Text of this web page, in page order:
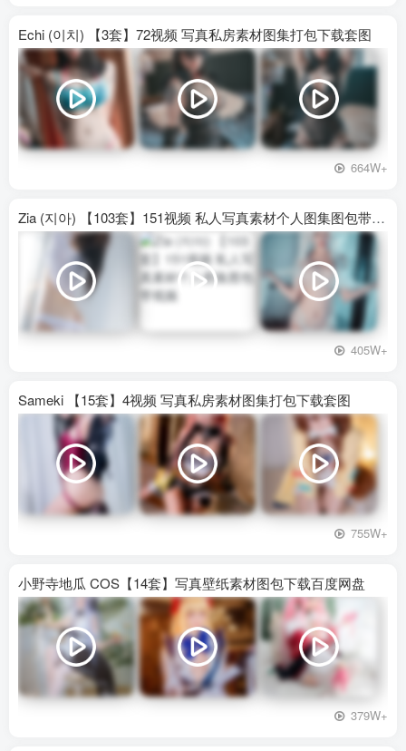
Echi (이치) 【3套】72视频 写真私房素材图集打包下载套图
664W+
Zia (지아) 【103套】151视频 私人写真素材个人图集图包带视频
405W+
Sameki 【15套】4视频 写真私房素材图集打包下载套图
755W+
小野寺地瓜 COS【14套】写真壁纸素材图包下载百度网盘
379W+